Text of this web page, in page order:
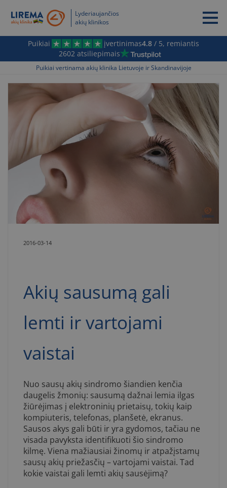
Lyderiaujančios
akių klinikos
Puikiai įvertinimas4.8 / 5, remiantis
2602 atsiliepimais
Puikiai vertinama akių klinika Lietuvoje ir Skandinavijoje
2016-03-14
Akių sausumą gali
lemti ir vartojami
vaistai
Nuo sausų akių sindromo šiandien kenčia
daugelis žmonių: sausumą dažnai lemia ilgas
žiūrėjimas į elektroninių prietaisų, tokių kaip
kompiuteris, telefonas, planšetė, ekranus.
Sausos akys gali būti ir yra gydomos, tačiau ne
visada pavyksta identifikuoti šio sindromo
kilmę. Viena mažiausiai žinomų ir atpažįstamų
sausų akių priežasčių – vartojami vaistai. Tad
kokie vaistai gali lemti akių sausėjimą?